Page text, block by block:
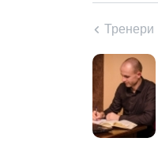
Тренери